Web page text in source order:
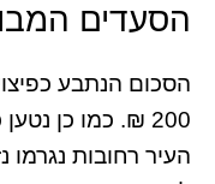
הסעדים
הסכום הנתבע
200 ₪. כמו כן
העיר רחובות נגרמו